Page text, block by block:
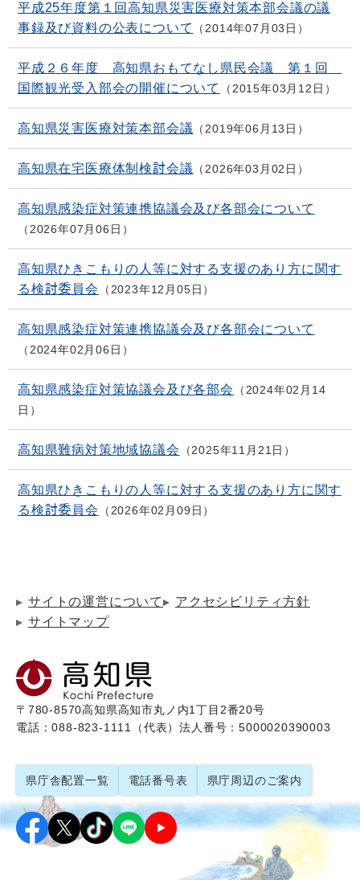
平成25年度第１回高知県災害医療対策本部会議の議
事録及び資料の公表について
2014年07月03日
平成２６年度 高知県おもてなし県民会議 第１回
国際観光受入部会の開催について
2015年03月12日
高知県災害医療対策本部会議 2019年06月13日
高知県在宅医療体制検討会議 2026年03月02日
高知県感染症対策連携協議会及び各部会について
2026年07月06日
高知県ひきこもりの人等に対する支援のあり方に関す
る検討委員会
2023年12月05日
高知県感染症対策連携協議会及び各部会について
2024年02月06日
高知県感染症対策協議会及び各部会
2024年02月14
日
高知県難病対策地域協議会 2025年11月21日
高知県ひきこもりの人等に対する支援のあり方に関す
る検討委員会
2026年02月09日
サイトの運営について
アクセシビリティ方針
サイトマップ
〒780-8570高知県高知市丸ノ内1丁目2番20号
電話：088-823-1111（代表）法人番号：5000020390003
県庁舎配置一覧 電話番号表 県庁周辺のご案内